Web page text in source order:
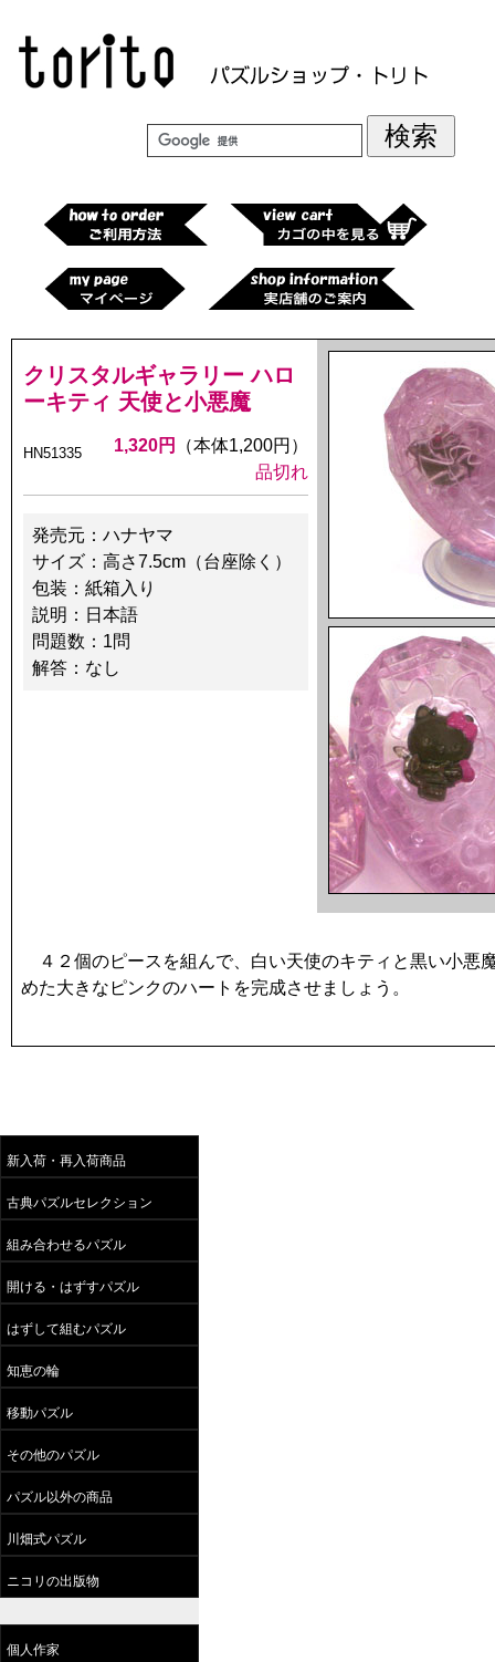
クリスタルギャラリー ハロ
ーキティ 天使と小悪魔
HN51335 1,320円
（本体1,200円）
品切れ
発売元：ハナヤマ
サイズ：高さ7.5cm（台座除く）
包装：紙箱入り
説明：日本語
問題数：1問
解答：なし
４２個のピースを組んで、白い天使のキティと黒い小悪
めた大きなピンクのハートを完成させましょう。
新入荷・再入荷商品
古典パズルセレクション
組み合わせるパズル
開ける・はずすパズル
はずして組むパズル
知恵の輪
移動パズル
その他のパズル
パズル以外の商品
川畑式パズル
ニコリの出版物
個人作家